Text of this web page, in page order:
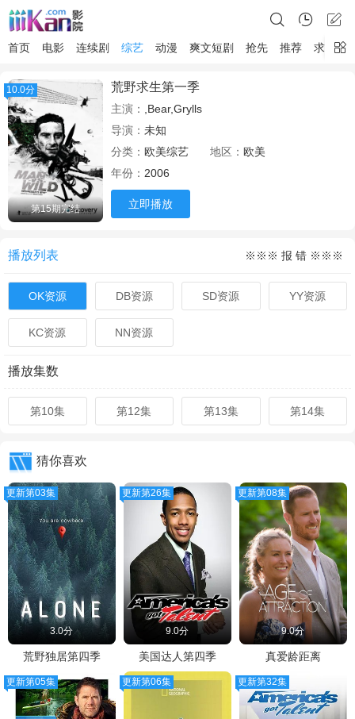
首页 电影 连续剧 综艺 动漫 爽文短剧 抢先 推荐 求片
10.0分
第15期完结
荒野求生第一季
主演：
,Bear,Grylls
导演： 未知
分类： 欧美综艺 地区： 欧美
年份： 2006
立即播放
播放列表 ※※※ 报 错 ※※※
OK资源 DB资源 SD资源 YY资源
KC资源 NN资源
播放集数
第10集 第12集 第13集 第14集
猜你喜欢
更新第03集
3.0分
荒野独居第四季
更新第26集
9.0分
美国达人第四季
更新第08集
9.0分
真爱龄距离
更新第05集 更新第06集 更新第32集